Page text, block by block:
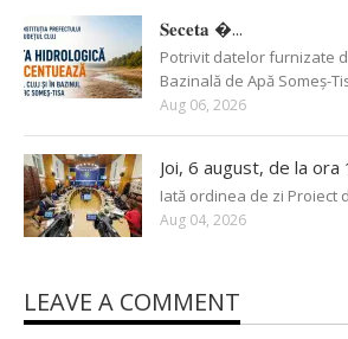
𝐒𝐞𝐜𝐞𝐭𝐚 �...
Potrivit datelor furnizate
Bazinală de Apă Someș-
Aug 06, 2026
Joi, 6 august, de la ora
Iată ordinea de zi Proiect
Aug 04, 2026
LEAVE A COMMENT